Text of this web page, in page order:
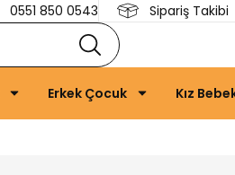
0551 850 0543 Sipariş Takibi
Erkek Çocuk Kız